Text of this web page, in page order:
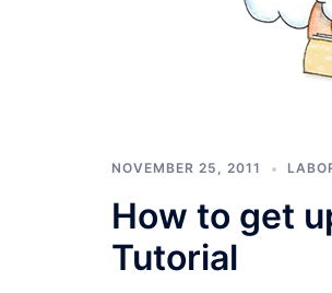
NOVEMBER 25, 2011
How to get
Tutorial